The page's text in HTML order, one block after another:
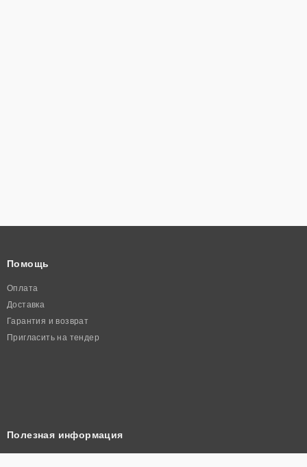
Помощь
Оплата
Доставка
Гарантия и возврат
Пригласить на тендер
Полезная информация